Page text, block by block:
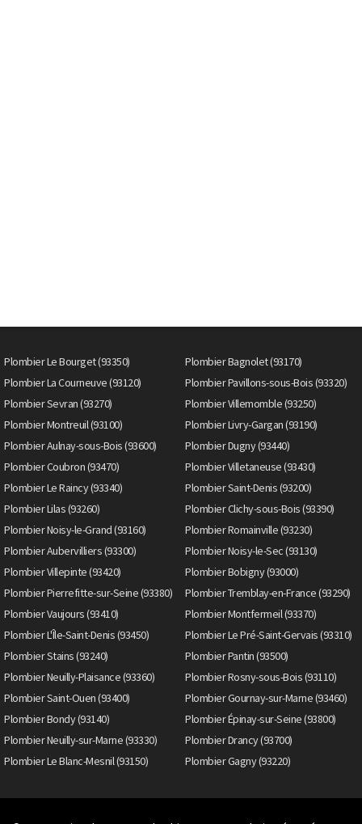
Plombier Le Bourget (93350)
Plombier Bagnolet (93170)
Plombier La Courneuve (93120)
Plombier Pavillons-sous-Bois (93320)
Plombier Sevran (93270)
Plombier Villemomble (93250)
Plombier Montreuil (93100)
Plombier Livry-Gargan (93190)
Plombier Aulnay-sous-Bois (93600)
Plombier Dugny (93440)
Plombier Coubron (93470)
Plombier Villetaneuse (93430)
Plombier Le Raincy (93340)
Plombier Saint-Denis (93200)
Plombier Lilas (93260)
Plombier Clichy-sous-Bois (93390)
Plombier Noisy-le-Grand (93160)
Plombier Romainville (93230)
Plombier Aubervilliers (93300)
Plombier Noisy-le-Sec (93130)
Plombier Villepinte (93420)
Plombier Bobigny (93000)
Plombier Pierrefitte-sur-Seine (93380)
Plombier Tremblay-en-France (93290)
Plombier Vaujours (93410)
Plombier Montfermeil (93370)
Plombier L'Île-Saint-Denis (93450)
Plombier Le Pré-Saint-Gervais (93310)
Plombier Stains (93240)
Plombier Pantin (93500)
Plombier Neuilly-Plaisance (93360)
Plombier Rosny-sous-Bois (93110)
Plombier Saint-Ouen (93400)
Plombier Gournay-sur-Marne (93460)
Plombier Bondy (93140)
Plombier Épinay-sur-Seine (93800)
Plombier Neuilly-sur-Marne (93330)
Plombier Drancy (93700)
Plombier Le Blanc-Mesnil (93150)
Plombier Gagny (93220)